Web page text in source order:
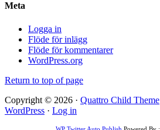
Meta
Logga in
Flöde för inlägg
Flöde för kommentarer
WordPress.org
Return to top of page
Copyright © 2026 · Quattro Child Theme
WordPress · Log in